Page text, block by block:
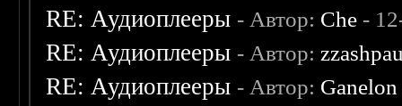
RE: Аудиоплееры - Автор: Che -
RE: Аудиоплееры - Автор:
RE: Аудиоплееры - Автор: Ganelon